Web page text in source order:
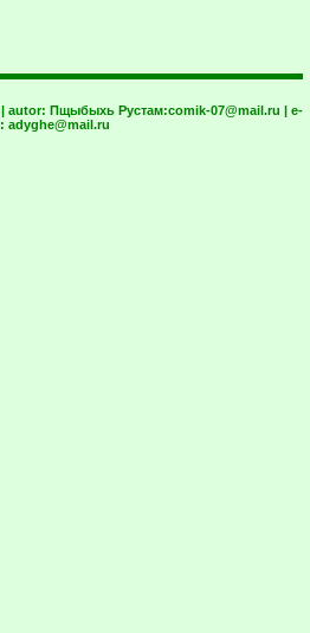
autor: Пщыбыхь Рустам:comik-07@mail.ru | e-
adyghe@mail.ru